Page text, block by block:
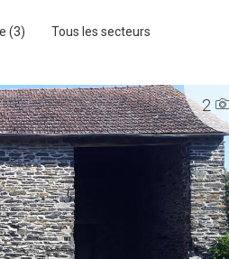
(3) Tous les secteurs
2